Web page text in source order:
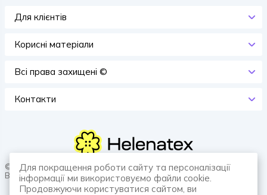
Для клієнтів
Корисні матеріали
Всi права захищенi ©
Контакти
© 2026 HELENATEX «Ґудзики, вішаки, нитки. Власне виробництво.
Все для швейної справи.»
Для покращення роботи сайту та персоналізації
інформації ми використовуємо файли cookie.
Продовжуючи користуватися сайтом, ви